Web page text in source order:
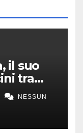
il suo
tra
NESSUN